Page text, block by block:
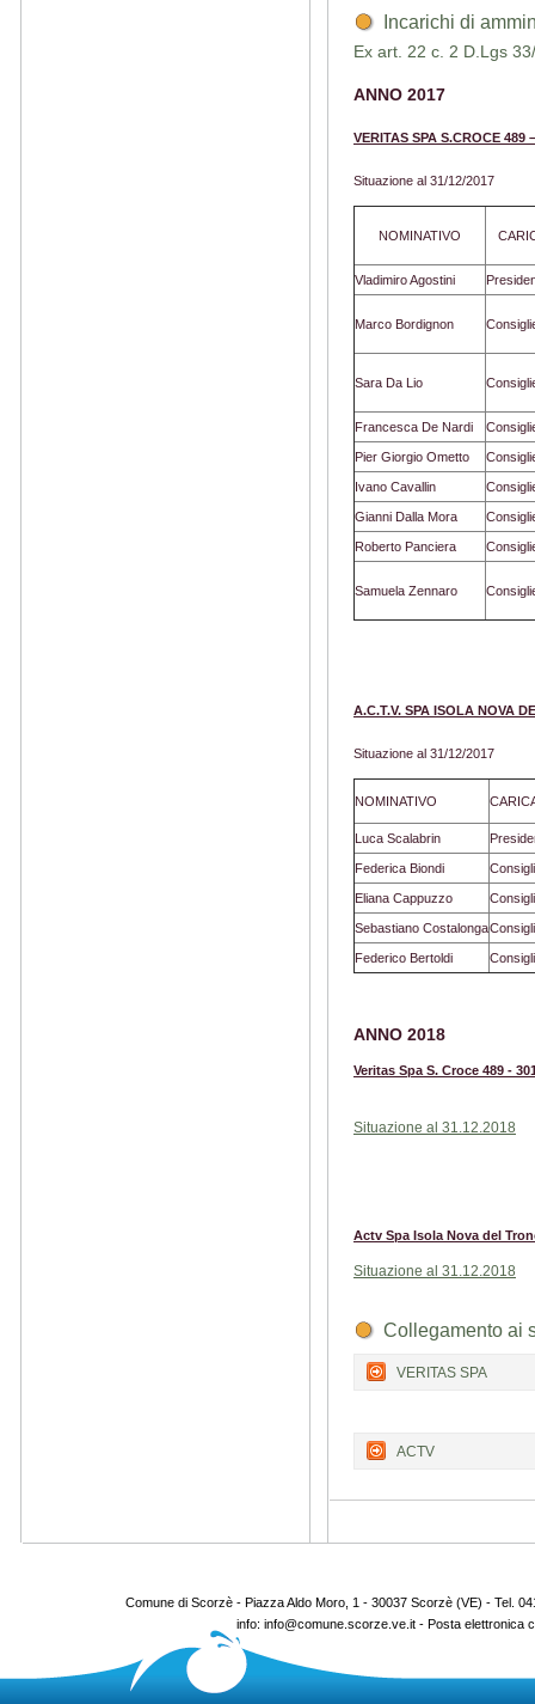
Incarichi di
Ex art. 22 c. 2 D.Lgs
ANNO 2017
VERITAS SPA S.CROCE 489
Situazione al 31/12/2017
NOMINATIVO
Vladimiro Agostini
Marco Bordignon
Sara Da Lio
Francesca De Nardi
Pier Giorgio Ometto
Ivano Cavallin
Gianni Dalla Mora
Roberto Panciera
Samuela Zennaro
A.C.T.V. SPA ISOLA NOVA
Situazione al 31/12/2017
NOMINATIVO
Luca Scalabrin
Federica Biondi
Eliana Cappuzzo
Sebastiano Costalonga
Federico Bertoldi
ANNO 2018
Veritas Spa S. Croce 489 -
Situazione al 31.12.2018
Actv Spa Isola Nova del
Situazione al 31.12.2018
Collegamento ai
VERITAS SPA
ACTV
Comune di Scorzè - Piazza Aldo Moro, 1 - 30037 Scorzè (VE) - Tel.
info: info@comune.scorze.ve.it - Posta